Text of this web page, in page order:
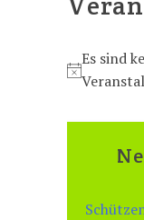
H
n
Es sind